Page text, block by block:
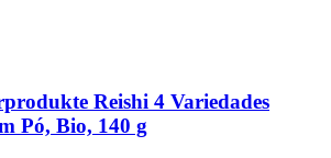
Reishi 4 Variedades
Pó, Bio, 140 g